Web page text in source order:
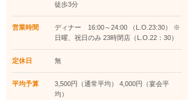
徒歩3分
営業時間
ディナー 16:00～24:00 （L.O.23:30） ※
日曜、祝日のみ 23時閉店（L.O.22：30）
定休日 無
平均予算
3,500円（通常平均） 4,000円（宴会平
均）